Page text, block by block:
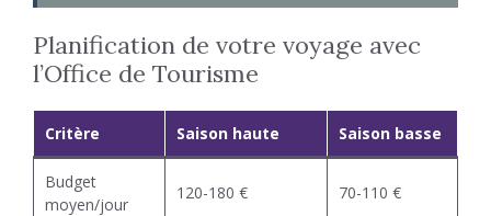
Planification de votre voyage avec
l’Office de Tourisme
Critère Saison haute Saison basse
Budget
moyen/jour
120-180 € 70-110 €